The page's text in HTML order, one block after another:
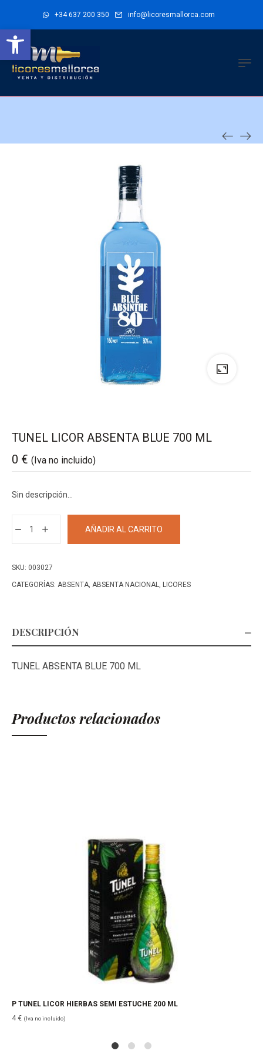
Abrir barra de herramientas
+34 637 200 350 info@licoresmallorca.com
TUNEL LICOR ABSENTA BLUE 700 ML
0 € (Iva no incluido)
Sin descripción…
BLUE
700
AÑADIR AL CARRITO
SKU: 003027
CATEGORÍAS: ABSENTA, ABSENTA NACIONAL, LICORES
DESCRIPCIÓN
TUNEL ABSENTA BLUE 700 ML
Productos relacionados
P TUNEL LICOR HIERBAS SEMI ESTUCHE 200 ML
4€ (Iva no incluido)